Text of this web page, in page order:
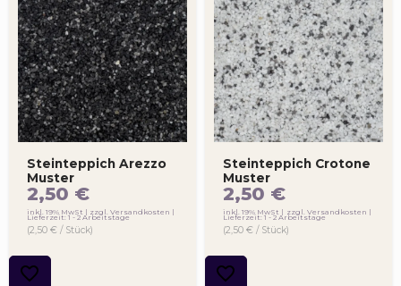
Steinteppich Arezzo
Muster
2,50 €
inkl. 19% MwSt zzgl. Versandkosten
Lieferzeit: 1 - 2 Arbeitstage
(2,50 € / Stück)
Steinteppich Crotone
Muster
2,50 €
inkl. 19% MwSt zzgl. Versandkosten
Lieferzeit: 1 - 2 Arbeitstage
(2,50 € / Stück)